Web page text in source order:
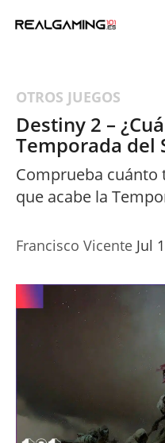
OTROS JUEGOS
Destiny 2 –
Temporada del
Comprueba cuánto
que acabe la
Francisco Vicente Jul